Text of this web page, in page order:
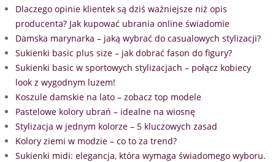
Dlaczego opinie klientek są dziś ważniejsze niż opis
producenta? Jak kupować ubrania online świadomie
Damska marynarka – jaką wybrać do casualowych stylizacji?
Sukienki basic plus size – jak dobrać fason do figury?
Sukienki basic w sportowych stylizacjach – połącz kobiecy
look z wygodnym luzem!
Koszule damskie na lato – zobacz top modele
Pastelowe kolory ubrań – idealne na wiosnę
Stylizacja w jednym kolorze – 5 kluczowych zasad
Kolory ziemi w modzie – co to za trend?
Sukienki midi: elegancja, która wymaga świadomego wyboru.